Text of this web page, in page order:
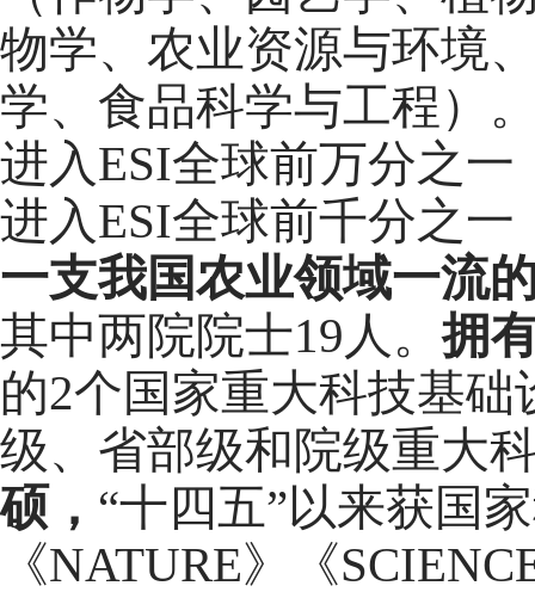
物学、农业资源与环境
学、食品科学与工程）
进入ESI全球前万分之一
进入ESI全球前千分之一
一支我国农业领域一流
其中两院院士19人。拥
的2个国家重大科技基础
级、省部级和院级重大
硕， “十四五”以来获国
《NATURE》《